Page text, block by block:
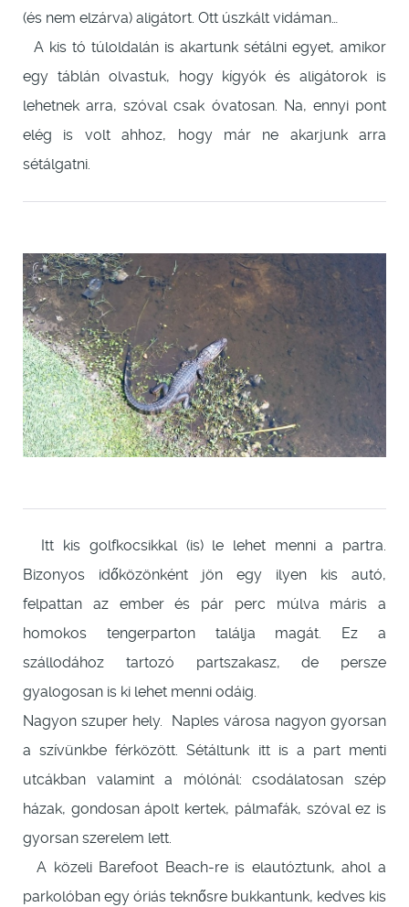
(és nem elzárva) aligátort. Ott úszkált vidáman…
A kis tó túloldalán is akartunk sétálni egyet, amikor
egy táblán olvastuk, hogy kígyók és aligátorok is
lehetnek arra, szóval csak óvatosan. Na, ennyi pont
elég is volt ahhoz, hogy már ne akarjunk arra
sétálgatni.
Itt kis golfkocsikkal (is) le lehet menni a partra.
Bizonyos időközönként jön egy ilyen kis autó,
felpattan az ember és pár perc múlva máris a
homokos tengerparton találja magát. Ez a
szállodához tartozó partszakasz, de persze
gyalogosan is ki lehet menni odáig.
Nagyon szuper hely. Naples városa nagyon gyorsan
a szívünkbe férközött. Sétáltunk itt is a part menti
utcákban valamint a mólónál: csodálatosan szép
házak, gondosan ápolt kertek, pálmafák, szóval ez is
gyorsan szerelem lett.
A közeli Barefoot Beach-re is elautóztunk, ahol a
parkolóban egy óriás teknősre bukkantunk, kedves kis